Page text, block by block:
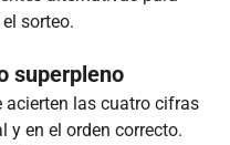
sorteo.
superpleno
acierten las cuatro cifras
y en el orden correcto.